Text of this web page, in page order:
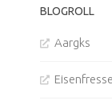
BLOGROLL
Aargks